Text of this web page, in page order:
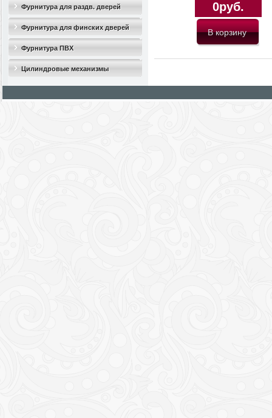
Фурнитура для раздв. дверей
Фурнитура для финских дверей
Фурнитура ПВХ
Цилиндровые механизмы
0руб.